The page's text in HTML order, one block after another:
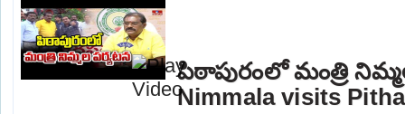
పిఠాపురంలో మంత్రి
Nimmala visits